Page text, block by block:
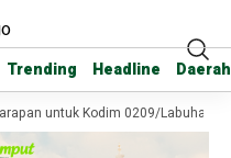
Trending Headline Daerah
Trending Headline Daerah
untuk Kodim 0209/